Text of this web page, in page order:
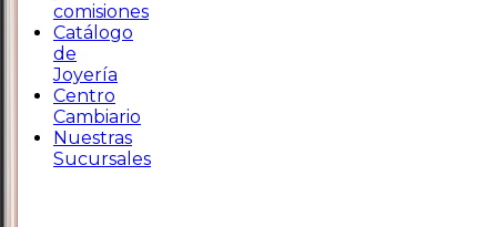
comisiones
Catálogo
de
Joyería
Centro
Cambiario
Nuestras
Sucursales